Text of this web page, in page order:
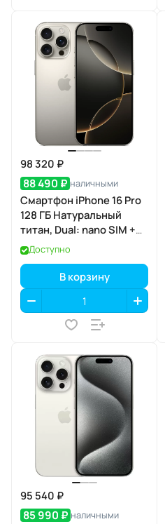
98 320 ₽
88 490 ₽ наличными
Смартфон iPhone 16 Pro
128 ГБ Натуральный
титан, Dual: nano SIM +
eSIM
Доступно
В корзину
95 540 ₽
85 990 ₽ наличными